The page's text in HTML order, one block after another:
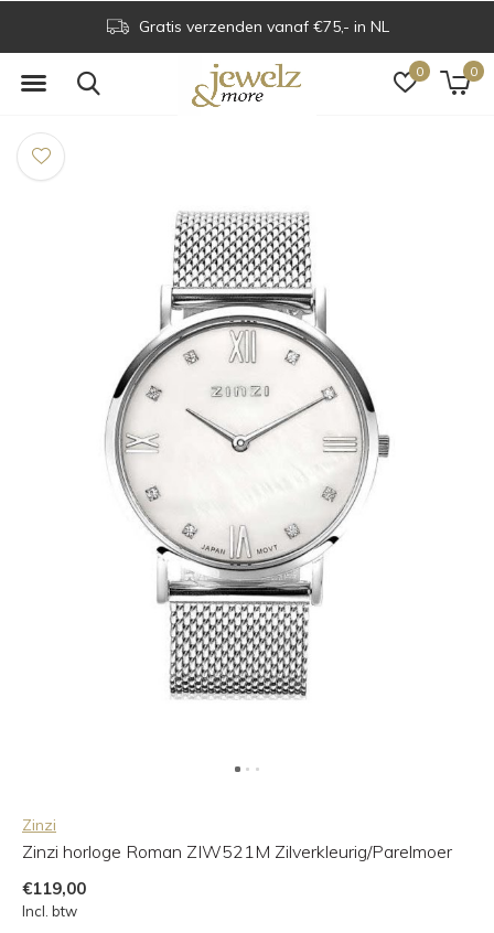
0 0
Gratis verzenden vanaf €75,- in NL
Zinzi
Zinzi horloge Roman ZIW521M Zilverkleurig/Parelmoer
€119,00
Incl. btw